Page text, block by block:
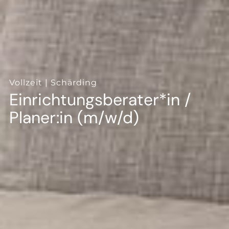
--
Vollzeit | Schärding
Einrichtungsberater*in /
Planer:in (m/w/d)